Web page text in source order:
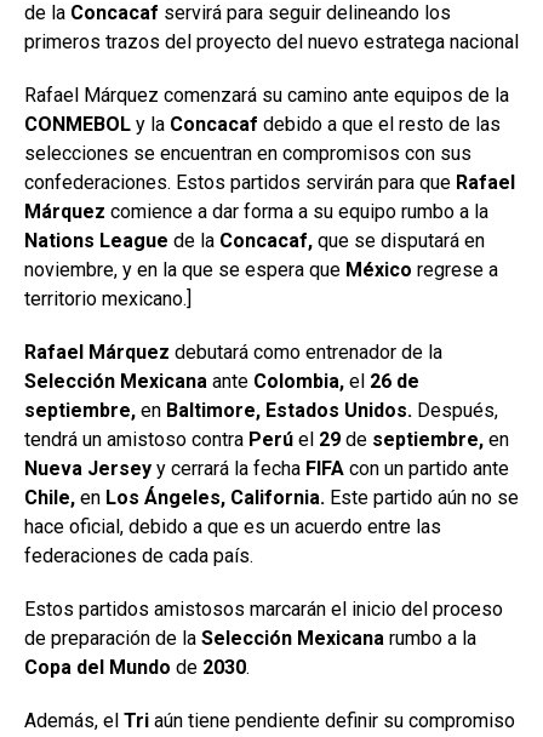
de la Concacaf servirá para seguir delineando los
primeros trazos del proyecto del nuevo estratega nacional
Rafael Márquez comenzará su camino ante equipos de la
CONMEBOL y la Concacaf debido a que el resto de las
selecciones se encuentran en compromisos con sus
confederaciones. Estos partidos servirán para que Rafael
Márquez comience a dar forma a su equipo rumbo a la
Nations League de la Concacaf, que se disputará en
noviembre, y en la que se espera que México regrese a
territorio mexicano.]
Rafael Márquez debutará como entrenador de la
Selección Mexicana ante Colombia, el 26 de
septiembre, en Baltimore, Estados Unidos. Después,
tendrá un amistoso contra Perú el 29 de septiembre, en
Nueva Jersey y cerrará la fecha FIFA con un partido ante
Chile, en Los Ángeles, California. Este partido aún no se
hace oficial, debido a que es un acuerdo entre las
federaciones de cada país.
Estos partidos amistosos marcarán el inicio del proceso
de preparación de la Selección Mexicana rumbo a la
Copa del Mundo de 2030.
Además, el Tri aún tiene pendiente definir su compromiso